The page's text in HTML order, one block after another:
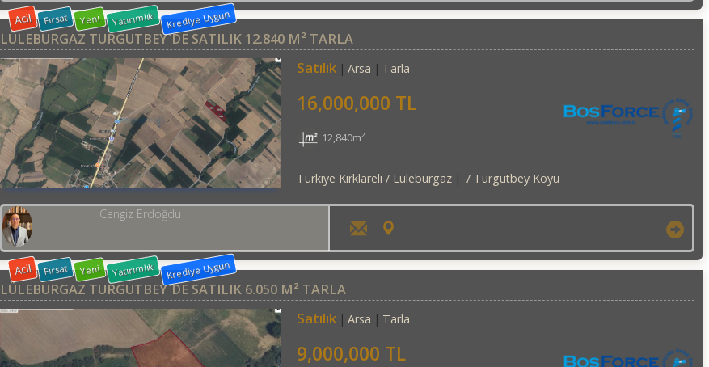
Acil Fırsat Yeni Yatırımlık Krediye Uygun
LÜLEBURGAZ TURGUTBEY`DE SATILIK 12.840 M² TARLA
Satılık Arsa Tarla
16,000,000 TL
12,840m²
Türkiye Kırklareli / Lüleburgaz / Turgutbey Köyü
Cengiz Erdoğdu
Acil Fırsat Yeni Yatırımlık Krediye Uygun
LÜLEBURGAZ TURGUTBEY`DE SATILIK 6.050 M² TARLA
Satılık Arsa Tarla
9,000,000 TL